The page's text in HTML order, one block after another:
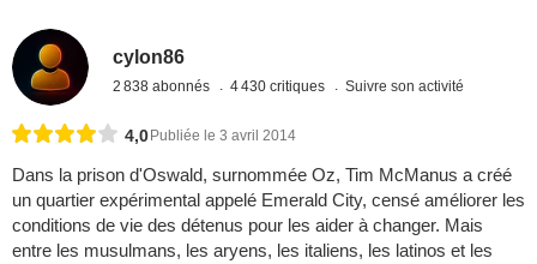
cylon86
2 838 abonnés 4 430 critiques Suivre son activité
4,0 Publiée le 3 avril 2014
Dans la prison d'Oswald, surnommée Oz, Tim McManus a créé
un quartier expérimental appelé Emerald City, censé améliorer les
conditions de vie des détenus pour les aider à changer. Mais
entre les musulmans, les aryens, les italiens, les latinos et les